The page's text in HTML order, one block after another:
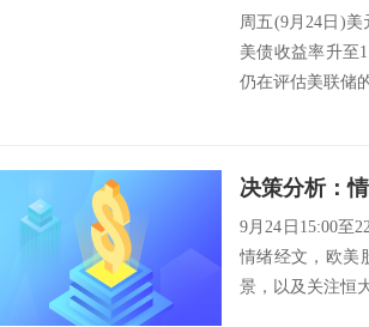
周五(9月24日)
美债收益率升至
仍在评估美联储
9月24日15:00至
情绪经文，欧美
景，以及关注恒